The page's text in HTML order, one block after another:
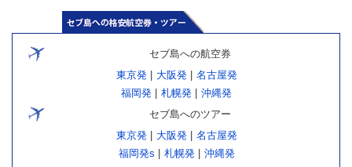
セブ島への航空券
東京発| 大阪発| 名古屋発
福岡発
札幌発
沖縄発
セブ島へのツアー
東京発| 大阪発| 名古屋発
福岡発s
札幌発| 沖縄発